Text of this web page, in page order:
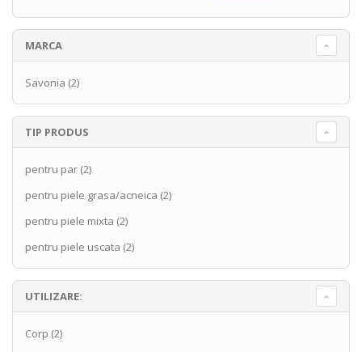
MARCA
Savonia (2)
TIP PRODUS
pentru par (2)
pentru piele grasa/acneica (2)
pentru piele mixta (2)
pentru piele uscata (2)
UTILIZARE:
Corp (2)